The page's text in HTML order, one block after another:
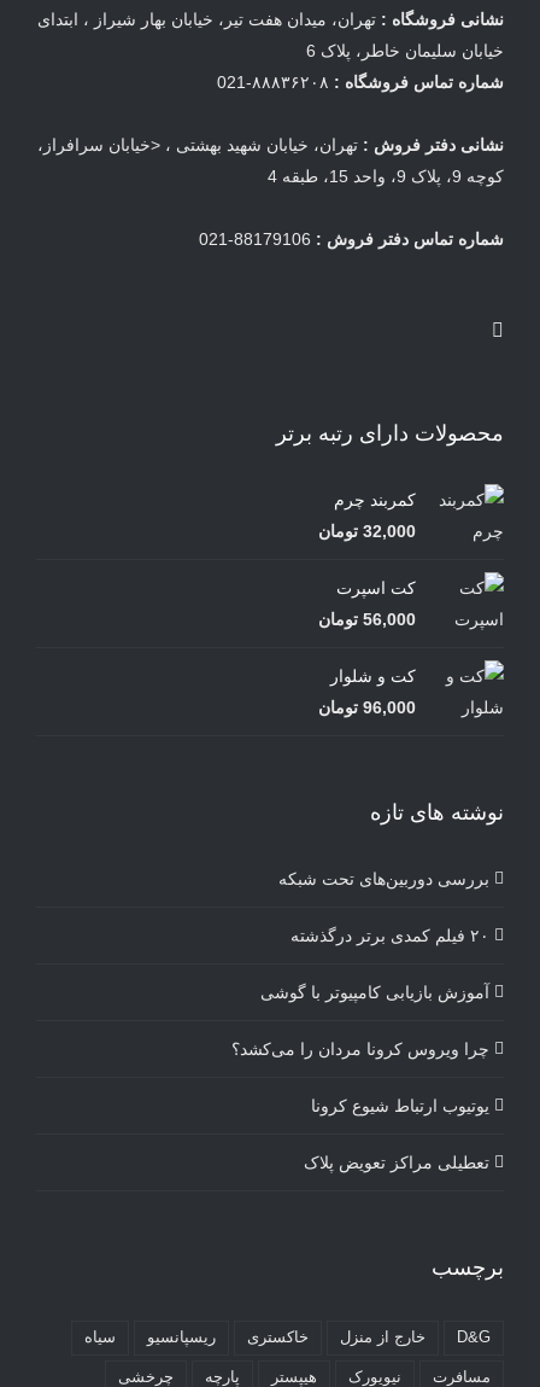
نشانی فروشگاه : تهران، میدان هفت تیر، خیابان بهار شیراز ، ابتدای
خیابان سلیمان خاطر، پلاک 6
شماره تماس فروشگاه :
نشانی دفتر فروش : تهران، خیابان شهید بهشتی ، <خیابان سرافراز،
کوچه 9، پلاک 9، واحد 15، طبقه 4
شماره تماس دفتر فروش :
محصولات دارای رتبه برتر
کمربند چرم
32,000 تومان
کت اسپرت
56,000 تومان
کت و شلوار
96,000 تومان
نوشته های تازه
بررسی دوربین‌های تحت شبکه
۲۰ فیلم کمدی برتر درگذشته
آموزش بازیابی کامپیوتر با گوشی
چرا ویروس کرونا مردان را می‌کشد؟
یوتیوب ارتباط شیوع کرونا
تعطیلی مراکز تعویض پلاک
برچسب
D&G خارج از منزل خاکستری ریسپانسیو سیاه
مسافرت نیویورک هیپستر پارچه چرخشی